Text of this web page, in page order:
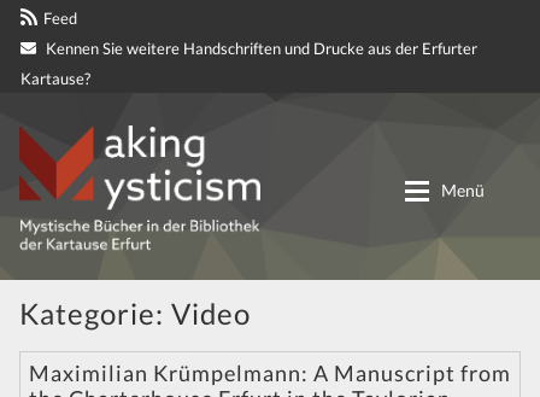
Feed
Kennen Sie weitere Handschriften und Drucke aus der Erfurter
Kartause?
Zur
Navigation
springen
Zum
Inhalt
springen
Menü
Materialien
Kategorie: Video
Maximilian Krümpelmann: A Manuscript from